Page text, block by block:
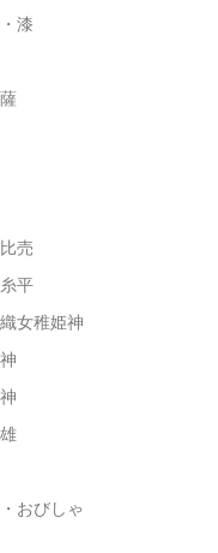
漆
売
平
女稚姫神
おびしゃ